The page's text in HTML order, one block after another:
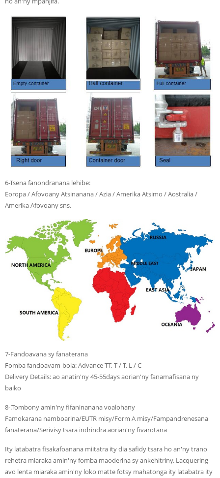
6-Tsena fanondranana lehibe:
Eoropa / Afovoany Atsinanana / Azia / Amerika Atsimo / Aostralia /
Amerika Afovoany sns.
7-Fandoavana sy fanaterana
Fomba fandoavam-bola: Advance TT, T / T, L / C
Delivery Details: ao anatin'ny 45-55days aorian'ny fanamafisana ny
baiko
8-.Tombony amin'ny fifaninanana voalohany
Famokarana namboarina/EUTR misy/Form A misy/Fampandrenesana
fanaterana/Serivisy tsara indrindra aorian'ny fivarotana
Ity latabatra fisakafoanana miitatra ity dia safidy tsara ho an'ny trano
rehetra miaraka amin'ny fomba maoderina sy ankehitriny. Lacquering
avo lenta miaraka amin'ny loko matte fotsy mahatonga ity latabatra ity